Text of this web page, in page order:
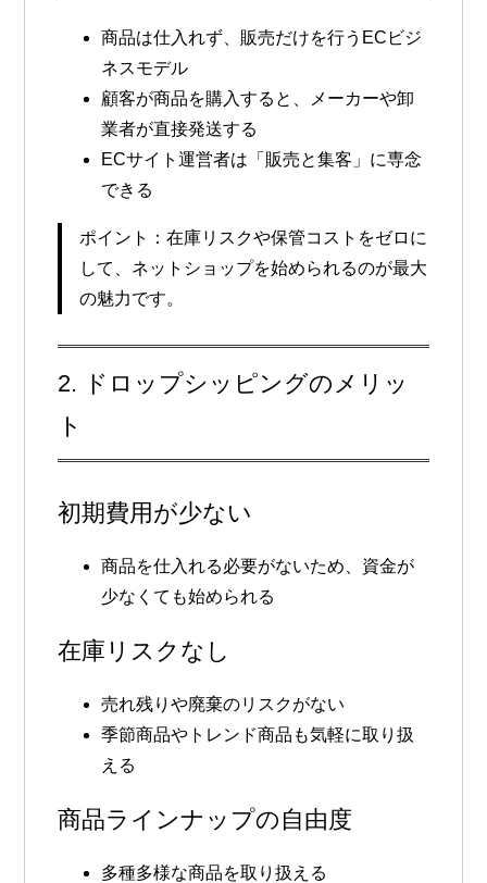
商品は仕入れず、販売だけを行うECビジ
ネスモデル
顧客が商品を購入すると、メーカーや卸
業者が直接発送する
ECサイト運営者は「販売と集客」に専念
できる
ポイント：在庫リスクや保管コストをゼロに
して、ネットショップを始められるのが最大
の魅力です。
2. ドロップシッピングのメリッ
ト
初期費用が少ない
商品を仕入れる必要がないため、資金が
少なくても始められる
在庫リスクなし
売れ残りや廃棄のリスクがない
季節商品やトレンド商品も気軽に取り扱
える
商品ラインナップの自由度
多種多様な商品を取り扱える